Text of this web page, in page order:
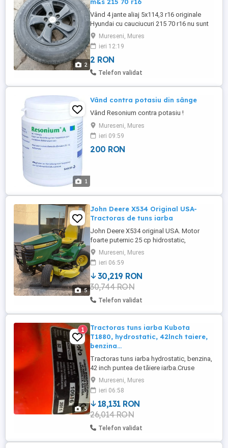
2
Vând 4 jante aliaj 5x114,3 r16 originale
Hyundai cu cauciucuri 215 70 r16 nu sunt
strâmbe sau sudate se potrivesc pe Dacia
Daster Nissan Qashqai Hyundai Mazda
Craysler toată gama de japoneze
Mureseni, Mures
ieri 12:19
2 RON
Telefon validat
1
Vând contra potasiu din sânge
Vând Resonium contra potasiu !
Mureseni, Mures
ieri 09:59
200 RON
5
John Deere X534 Original USA-
Tractoras de tuns iarba
John Deere X534 original USA. Motor
foarte puternic 25 cp hidrostatic,
automatic. Este un tractoras profesional,
directie servo (asistare hydraulica),
ridicare lasare a masei de taiere hidraulica
( buton), toate 4 roti rotative , iluminare
LCD, cruse control, blocare parcare. Are
full service; filtre ...
Mureseni, Mures
ieri 06:59
30,219 RON
30,744 RON
Telefon validat
5
1
Tractoras tuns iarba Kubota
T1880, hydrostatic, 42lnch taiere,
benzina...
Tractoras tuns iarba hydrostatic, benzina,
42 inch puntea de tăiere iarba.Cruse
control Un produs american premium ,
singurul model pe benzina de la Kubota.
Arată și funcționează impecabil . singurul
exemplar din țară .
Mureseni, Mures
ieri 06:58
18,131 RON
26,014 RON
Telefon validat